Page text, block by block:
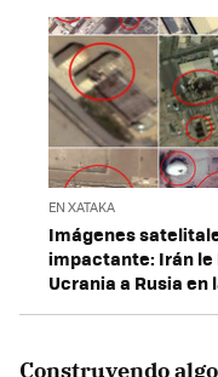
EN XATAKA
Imágenes
impactante: Irán le
Ucrania a Rusia
Construyendo